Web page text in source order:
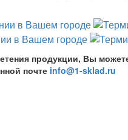
продукции, Вы
почте info@1-sklad.ru